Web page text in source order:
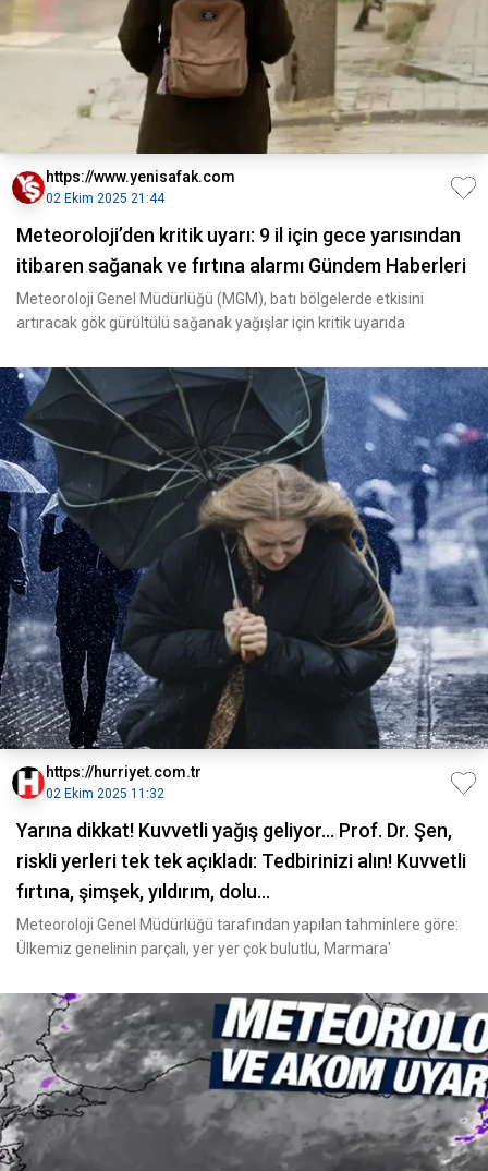
https://www.yenisafak.com
02 Ekim 2025 21:44
Meteoroloji’den kritik uyarı: 9 il için gece yarısından
itibaren sağanak ve fırtına alarmı Gündem Haberleri
Meteoroloji Genel Müdürlüğü (MGM), batı bölgelerde etkisini
artıracak gök gürültülü sağanak yağışlar için kritik uyarıda
https://hurriyet.com.tr
02 Ekim 2025 11:32
Yarına dikkat! Kuvvetli yağış geliyor... Prof. Dr. Şen,
riskli yerleri tek tek açıkladı: Tedbirinizi alın! Kuvvetli
fırtına, şimşek, yıldırım, dolu...
Meteoroloji Genel Müdürlüğü tarafından yapılan tahminlere göre:
Ülkemiz genelinin parçalı, yer yer çok bulutlu, Marmara'